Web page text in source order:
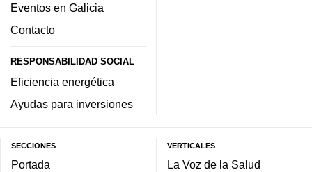
Eventos en Galicia
Contacto
RESPONSABILIDAD SOCIAL
Eficiencia energética
Ayudas para inversiones
SECCIONES
Portada
VERTICALES
La Voz de la Salud